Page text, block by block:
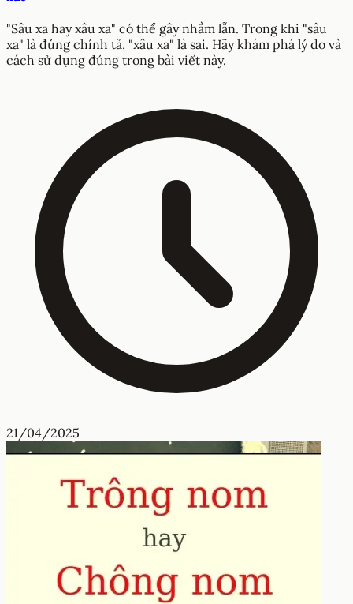
"Sâu xa hay xâu xa" có thể gây nhầm lẫn. Trong khi "sâu
xa" là đúng chính tả, "xâu xa" là sai. Hãy khám phá lý do và
cách sử dụng đúng trong bài viết này.
21/04/2025